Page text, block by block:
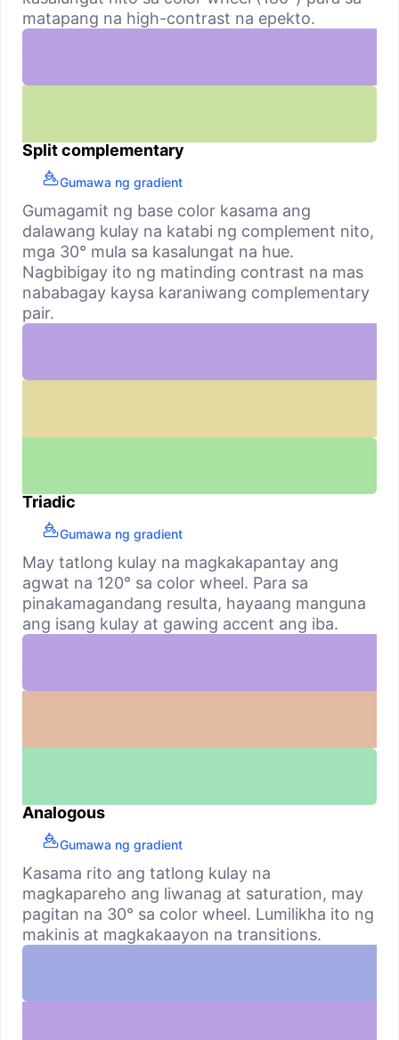
matapang na high-contrast na epekto.
Split complementary
Gumawa ng gradient
Gumagamit ng base color kasama ang
dalawang kulay na katabi ng complement nito,
mga 30° mula sa kasalungat na hue.
Nagbibigay ito ng matinding contrast na mas
nababagay kaysa karaniwang complementary
pair.
Triadic
Gumawa ng gradient
May tatlong kulay na magkakapantay ang
agwat na 120° sa color wheel. Para sa
pinakamagandang resulta, hayaang manguna
ang isang kulay at gawing accent ang iba.
Analogous
Gumawa ng gradient
Kasama rito ang tatlong kulay na
magkapareho ang liwanag at saturation, may
pagitan na 30° sa color wheel. Lumilikha ito ng
makinis at magkakaayon na transitions.